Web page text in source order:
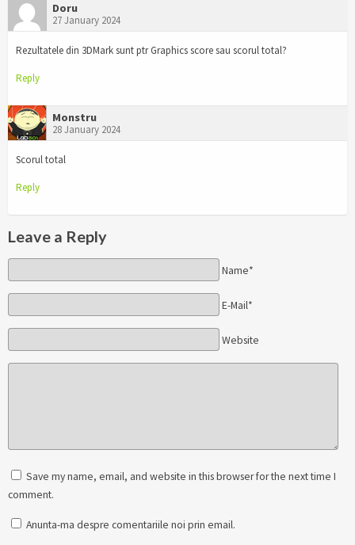
Doru
27 January 2024
Rezultatele din 3DMark sunt ptr Graphics score sau scorul total?
Reply
Monstru
28 January 2024
Scorul total
Reply
Leave a Reply
Name*
E-Mail*
Website
Save my name, email, and website in this browser for the next time I
comment.
Anunta-ma despre comentariile noi prin email.